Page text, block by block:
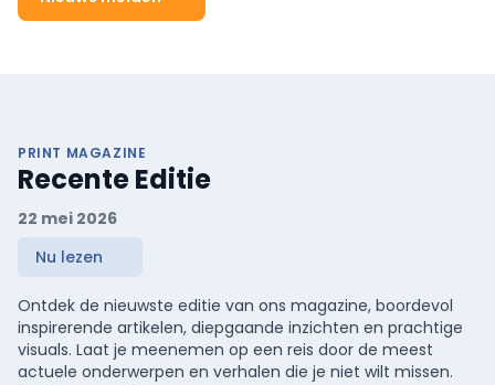
PRINT MAGAZINE
Recente Editie
22 mei 2026
Nu lezen
Ontdek de nieuwste editie van ons magazine, boordevol
inspirerende artikelen, diepgaande inzichten en prachtige
visuals. Laat je meenemen op een reis door de meest
actuele onderwerpen en verhalen die je niet wilt missen.